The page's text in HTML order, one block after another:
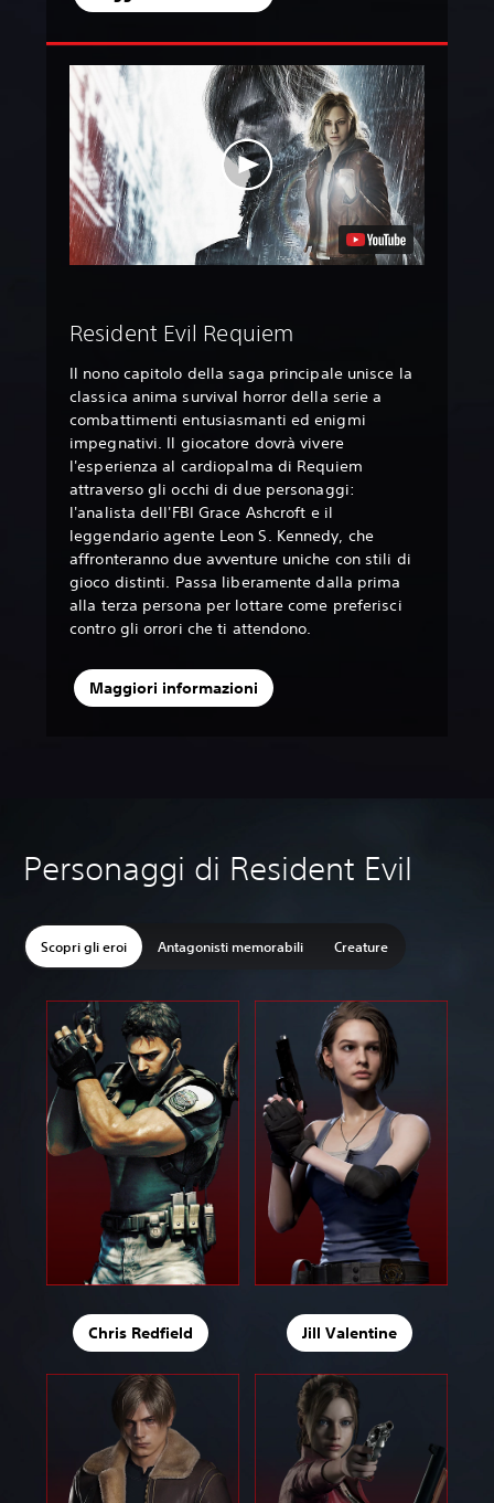
Resident Evil Requiem
Il nono capitolo della saga principale unisce la
classica anima survival horror della serie a
combattimenti entusiasmanti ed enigmi
impegnativi. Il giocatore dovrà vivere
l'esperienza al cardiopalma di Requiem
attraverso gli occhi di due personaggi:
l'analista dell'FBI Grace Ashcroft e il
leggendario agente Leon S. Kennedy, che
affronteranno due avventure uniche con stili di
gioco distinti. Passa liberamente dalla prima
alla terza persona per lottare come preferisci
contro gli orrori che ti attendono.
Maggiori informazioni
Personaggi di Resident Evil
Scopri gli eroi Antagonisti memorabili Creature
Chris Redfield Jill Valentine